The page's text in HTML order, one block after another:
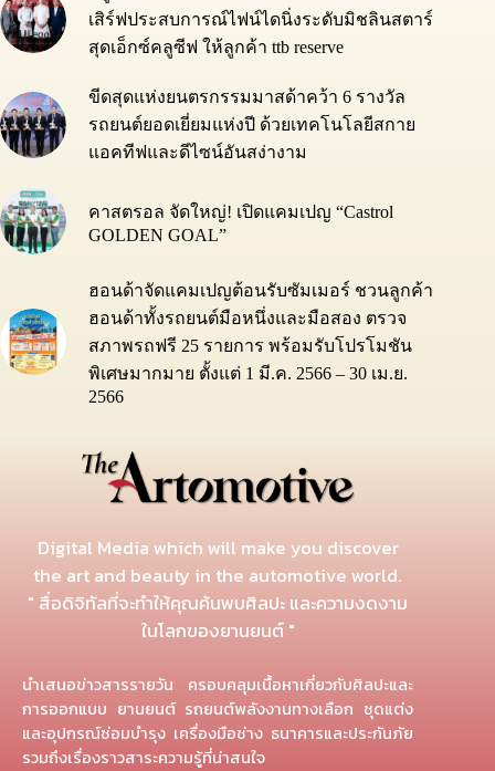
เสิร์ฟประสบการณ์ไฟน์ไดนิ่งระดับมิชลินสตาร์
สุดเอ็กซ์คลูซีฟ ให้ลูกค้า ttb reserve
ขีดสุดแห่งยนตรกรรมมาสด้าคว้า 6 รางวัล
รถยนต์ยอดเยี่ยมแห่งปี ด้วยเทคโนโลยีสกาย
แอคทีฟและดีไซน์อันสง่างาม
คาสตรอล จัดใหญ่! เปิดแคมเปญ “Castrol
GOLDEN GOAL”
ฮอนด้าจัดแคมเปญต้อนรับซัมเมอร์ ชวนลูกค้า
ฮอนด้าทั้งรถยนต์มือหนึ่งและมือสอง ตรวจ
สภาพรถฟรี 25 รายการ พร้อมรับโปรโมชัน
พิเศษมากมาย ตั้งแต่ 1 มี.ค. 2566 – 30 เม.ย.
2566
Digital Media which will make you discover
the art and beauty in the automotive world.
" สื่อดิจิทัลที่จะทำให้คุณค้นพบศิลปะ และความงดงาม
ในโลกของยานยนต์ "
นำเสนอข่าวสารรายวัน ครอบคลุมเนื้อหาเกี่ยวกับศิลปะและ
การออกแบบ ยานยนต์ รถยนต์พลังงานทางเลือก ชุดแต่ง
และอุปกรณ์ซ่อมบำรุง เครื่องมือช่าง ธนาคารและประกันภัย
รวมถึงเรื่องราวสาระความรู้ที่น่าสนใจ